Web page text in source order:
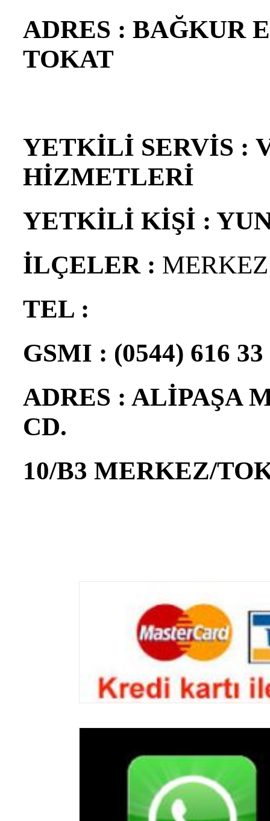
ADRES : BAĞKUR
TOKAT
YETKİLİ SERVİS :
HİZMETLERİ
YETKİLİ KİŞİ :
İLÇELER : MERKEZ
TEL :
GSMI : (0544) 616 33
ADRES : ALİPAŞA
CD.
10/B3 MERKEZ/